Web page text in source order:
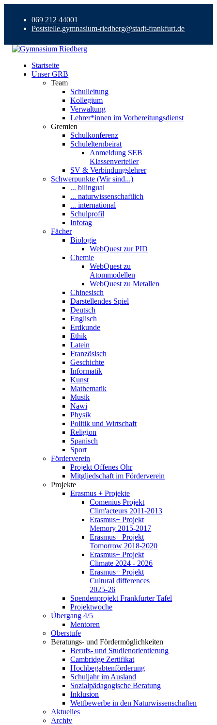
069 212 44001
Poststelle.gymnasium-riedberg@stadt-frankfurt.de
Startseite
Unser GRB
Team
Schulleitung
Kollegium
Verwaltung
Lehrer*innen im Vorbereitungsdienst
Gremien
Schulkonferenz
Schulelternbeirat
Anmeldung SEB
Klassenverteiler
SV & Verbindungslehrer
Schwerpunkte (Wir sind...)
... bilingual
... naturwissenschaftlich
... international
Schulprofil
Infotag
Fächer
Biologie
WebQuest zur PID
Chemie
WebQuest zu
Atommodellen
WebQuest zu Metallen
Chinesisch
Darstellendes Spiel
Deutsch
Englisch
Erdkunde
Ethik
Latein
Französisch
Geschichte
Informatik
Kunst
Mathematik
Musik
Nawi
Physik
Politik und Wirtschaft
Religion
Spanisch
Sport
Förderverein
Projekt Offenes Ohr
Mitgliedschaft im Förderverein
Projekte
Erasmus + Projekte
Comenius Projekt
Clim'acteurs 2011-2013
Erasmus+ Projekt
Memory 2015-2017
Erasmus+ Projekt
Tomorrow 2018-2020
Erasmus+ Projekt
Climate 2024 - 2026
Erasmus+ Projekt
Cultural differences
2025-26
Spendenprojekt Frankfurter Tafel
Projektwoche
Übergang 4/5
Mentoren
Oberstufe
Beratungs- und Fördermöglichkeiten
Berufs- und Studienorientierung
Cambridge Zertifikat
Hochbegabtenförderung
Schuljahr im Ausland
Sozialpädagogische Beratung
Inklusion
Wettbewerbe in den Naturwissenschaften
Aktuelles
Archiv